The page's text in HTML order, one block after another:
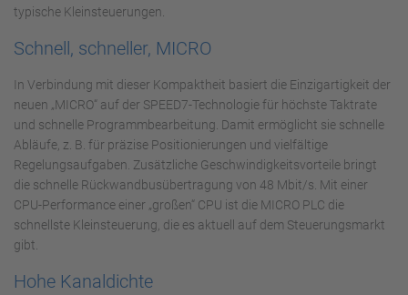
typische Kleinsteuerungen.
Schnell, schneller, MICRO
In Verbindung mit dieser Kompaktheit basiert die Einzigartigkeit der
neuen „MICRO“ auf der SPEED7-Technologie für höchste Taktrate
und schnelle Programmbearbeitung. Damit ermöglicht sie schnelle
Abläufe, z. B. für präzise Positionierungen und vielfältige
Regelungsaufgaben. Zusätzliche Geschwindigkeitsvorteile bringt
die schnelle Rückwandbusübertragung von 48 Mbit/s. Mit einer
CPU-Performance einer „großen“ CPU ist die MICRO PLC die
schnellste Kleinsteuerung, die es aktuell auf dem Steuerungsmarkt
gibt.
Hohe Kanaldichte